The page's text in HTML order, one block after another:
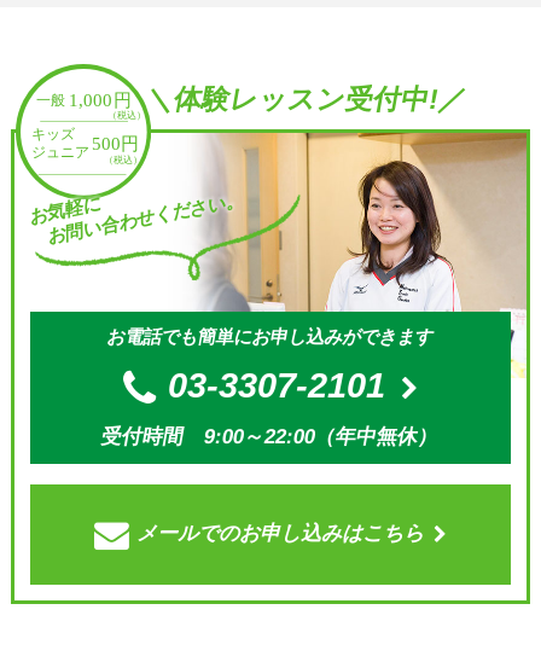
＼体験レッスン受付中!／
お気軽に
お問い合わせください。
お電話でも簡単にお申し込みができます
03-3307-2101
受付時間 9:00～22:00（年中無休）
メールでのお申し込みはこちら